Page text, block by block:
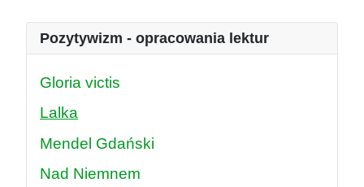
Pozytywizm - opracowania lektur
Gloria victis
Lalka
Mendel Gdański
Nad Niemnem